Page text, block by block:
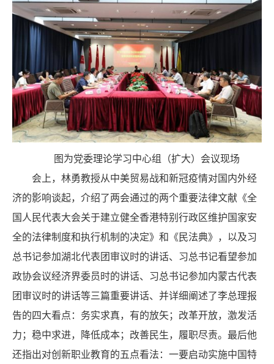
图为党委理论学习中心组（扩大）会议现场
会上，林勇教授从中美贸易战和新冠疫情对国内外经
济的影响谈起，介绍了两会通过的两个重要法律文献《全
国人民代表大会关于建立健全香港特别行政区维护国家安
全的法律制度和执行机制的决定》和《民法典》，以及习
总书记参加湖北代表团审议时的讲话、习总书记看望参加
政协会议经济界委员时的讲话、习总书记参加内蒙古代表
团审议时的讲话等三篇重要讲话、并详细阐述了李总理报
告的四大看点：务实求真，有的放矢；改革开放，激发活
力；稳中求进，降低成本；改善民生，履职尽责。最后他
还指出对创新职业教育的五点看法：一要启动实施中国特